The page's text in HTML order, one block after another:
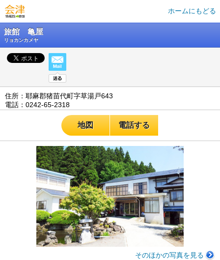
ホームにもどる
旅館 亀屋
リョカンカメヤ
住所：耶麻郡猪苗代町字草湯戸643
電話：0242-65-2318
地図 電話する
そのほかの写真を見る